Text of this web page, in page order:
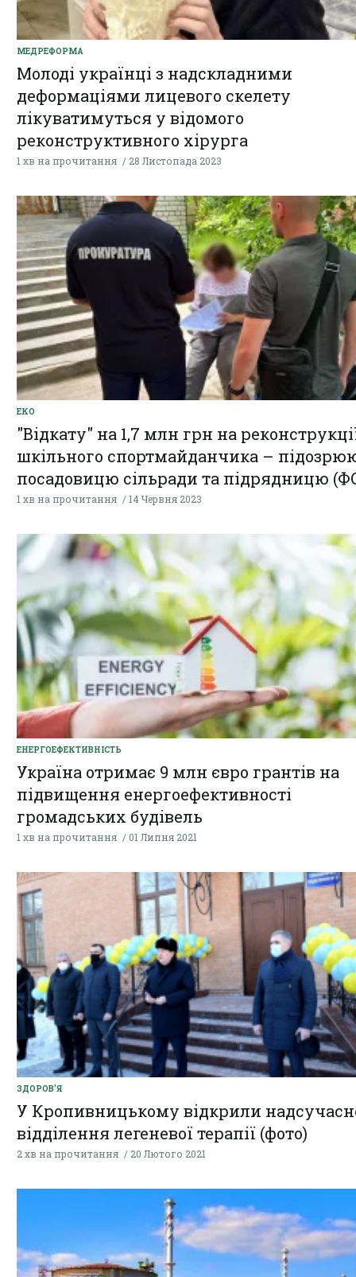
МЕДРЕФОРМА
Молоді українці з надскладними
деформаціями лицевого скелету
лікуватимуться у відомого
реконструктивного хірурга
1 хв на прочитання 28 Листопада 2023
ЕКО
"Відкату" на 1,7 млн грн на
шкільного спортмайданчика –
посадовицю сільради та підрядницю
1 хв на прочитання 14 Червня 2023
ЕНЕРГОЕФЕКТИВНІСТЬ
Україна отримає 9 млн євро грантів на
підвищення енергоефективності
громадських будівель
1 хв на прочитання 01 Липня 2021
ЗДОРОВ'Я
У Кропивницькому відкрили
відділення легеневої терапії (фото)
2 хв на прочитання 20 Лютого 2021